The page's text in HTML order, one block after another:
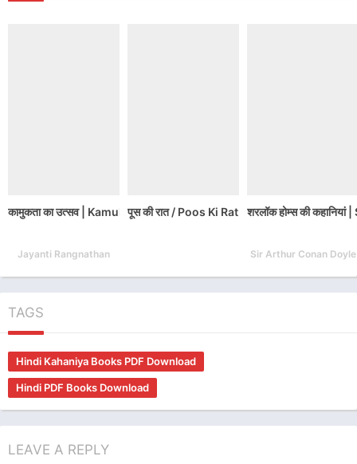
कामुकता का उत्सव | Kamukata Ka Utsav PDF Download
Jayanti Rangnathan
पूस की रात / Poos Ki Rat Hindi Book PDF
शरलॉक होम्स की
Sir Arthur Conan Doyle
TAGS
Hindi Kahaniya Books PDF Download
Hindi PDF Books Download
LEAVE A REPLY